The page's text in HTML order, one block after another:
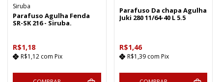
Siruba
Parafuso Agulha Fenda
SR-SK 216 - Siruba.
R$1,18
R$1,12 com Pix
Parafuso Da chapa Agulha
Juki 280 11/64-40 L 5.5
R$1,46
R$1,39 com Pix